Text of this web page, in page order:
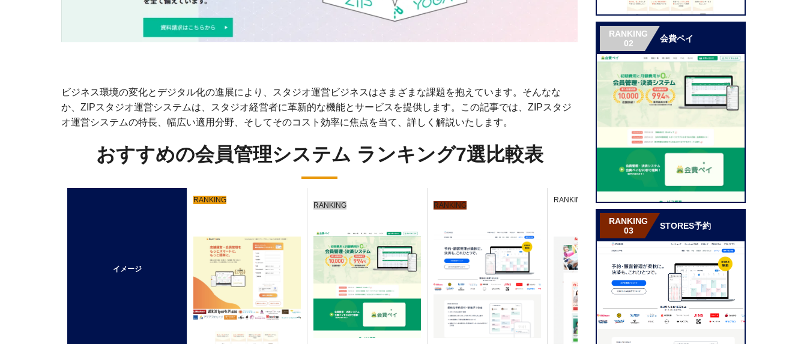
ビジネス環境の変化とデジタル化の進展により、スタジオ運営ビジネスはさまざまな課題を抱えています。そんなな
か、ZIPスタジオ運営システムは、スタジオ経営者に革新的な機能とサービスを提供します。この記事では、ZIPスタジ
オ運営システムの特長、幅広い適用分野、そしてそのコスト効率に焦点を当て、詳しく解説いたします。
おすすめの会員管理システム ランキング7選比較表
イメージ
RANKING
RANKING RANKING
RANKING RANKING
RANKING
02
会費ペイ
RANKING
03
STORES予約